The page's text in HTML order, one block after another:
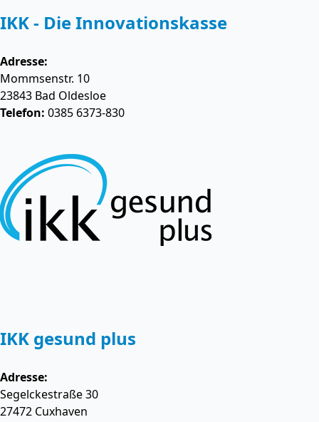
IKK - Die Innovationskasse
Adresse:
Mommsenstr. 10
23843 Bad Oldesloe
Telefon: 0385 6373-830
IKK gesund plus
Adresse:
Segelckestraße 30
27472 Cuxhaven